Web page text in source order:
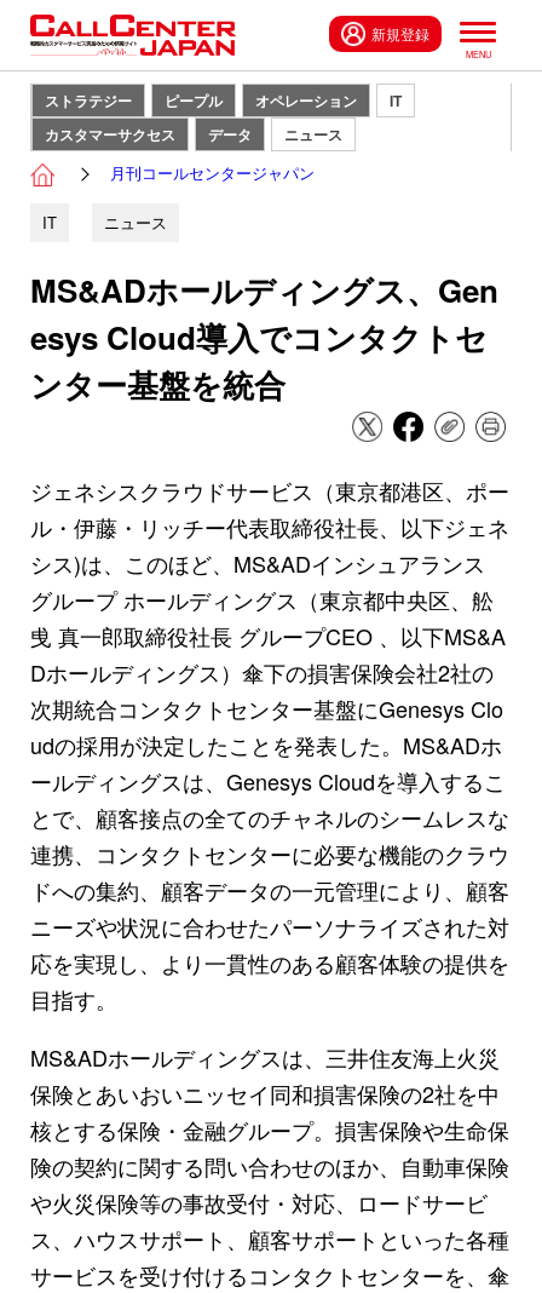
新規登録
ストラテジー ピープル オペレーション
IT
カスタマーサクセス
データ ニュース
月刊コールセンタージャパン
IT ニュース
MS&ADホールディングス、Gen
esys Cloud導入でコンタクトセ
ンター基盤を統合
ジェネシスクラウドサービス（東京都港区、ポー
ル・伊藤・リッチー代表取締役社長、以下ジェネ
シス)は、このほど、MS&ADインシュアランス
グループ ホールディングス（東京都中央区、舩
曵 真一郎取締役社長 グループCEO 、以下MS&A
Dホールディングス）傘下の損害保険会社2社の
次期統合コンタクトセンター基盤にGenesys Clo
udの採用が決定したことを発表した。MS&ADホ
ールディングスは、Genesys Cloudを導入するこ
とで、顧客接点の全てのチャネルのシームレスな
連携、コンタクトセンターに必要な機能のクラウ
ドへの集約、顧客データの一元管理により、顧客
ニーズや状況に合わせたパーソナライズされた対
応を実現し、より一貫性のある顧客体験の提供を
目指す。
MS&ADホールディングスは、三井住友海上火災
保険とあいおいニッセイ同和損害保険の2社を中
核とする保険・金融グループ。損害保険や生命保
険の契約に関する問い合わせのほか、自動車保険
や火災保険等の事故受付・対応、ロードサービ
ス、ハウスサポート、顧客サポートといった各種
サービスを受け付けるコンタクトセンターを、傘